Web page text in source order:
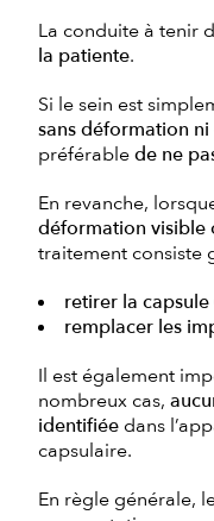
La conduite à tenir
la patiente.
Si le sein est
sans déformation
préférablede ne
En revanche,
déformation visible
traitement consiste
retirer la
remplacer les
Il est également
nombreux cas,
identifiée dans
capsulaire.
En règle générale,